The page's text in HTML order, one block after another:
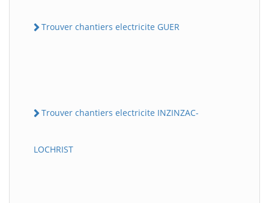
Trouver chantiers electricite GUER
Trouver chantiers electricite INZINZAC-
LOCHRIST